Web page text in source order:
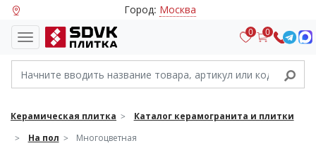
Город: Москва
0 0
Керамическая плитка
Каталог керамогранита и плитки
На пол
Многоцветная